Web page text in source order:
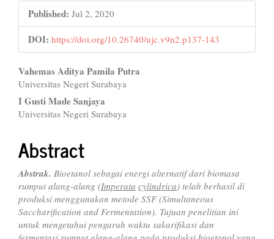
Published: Jul 2, 2020
DOI: https://doi.org/10.26740/ujc.v9n2.p137-143
Main
Article
Content
Vahemas Aditya Pamila Putra
Universitas Negeri Surabaya
I Gusti Made Sanjaya
Universitas Negeri Surabaya
Abstract
Abstrak. Bioetanol sebagai energi alternatif dari biomasa
rumput alang-alang (Imperata cylindrica) telah berhasil di
produksi menggunakan metode SSF (Simultaneous
Saccharification and Fermentation). Tujuan penelitian ini
untuk mengetahui pengaruh waktu sakarifikasi dan